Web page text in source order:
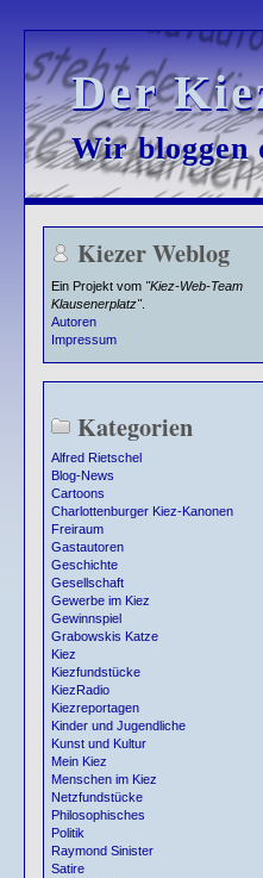
Der
Der
Wir bloggen
Wir bloggen
Kiezer Weblog
Ein Projekt vom "Kiez-Web-Team
Klausenerplatz".
Autoren
Impressum
Kategorien
Alfred Rietschel
Blog-News
Cartoons
Charlottenburger Kiez-Kanonen
Freiraum
Gastautoren
Geschichte
Gesellschaft
Gewerbe im Kiez
Gewinnspiel
Grabowskis Katze
Kiez
Kiezfundstücke
KiezRadio
Kiezreportagen
Kinder und Jugendliche
Kunst und Kultur
Mein Kiez
Menschen im Kiez
Netzfundstücke
Philosophisches
Politik
Raymond Sinister
Satire